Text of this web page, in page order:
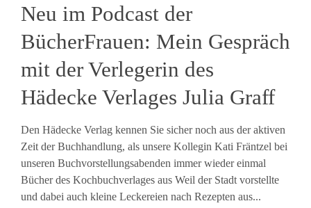
Neu im Podcast der
BücherFrauen: Mein Gespräch
mit der Verlegerin des
Hädecke Verlages Julia Graff
Den Hädecke Verlag kennen Sie sicher noch aus der aktiven
Zeit der Buchhandlung, als unsere Kollegin Kati Fräntzel bei
unseren Buchvorstellungsabenden immer wieder einmal
Bücher des Kochbuchverlages aus Weil der Stadt vorstellte
und dabei auch kleine Leckereien nach Rezepten aus...